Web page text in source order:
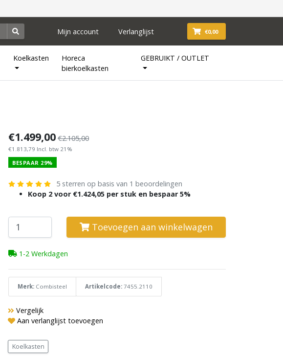
Mijn account Verlanglijst €0,00
Koelkasten
Horeca
bierkoelkasten
GEBRUIKT / OUTLET
€1.499,00 €2.105,00
€1.813,79 Incl. btw 21%
BESPAAR 29%
5 sterren op basis van 1 beoordelingen
Koop 2 voor €1.424,05 per stuk en bespaar 5%
Toevoegen aan winkelwagen
1-2 Werkdagen
Merk: Combisteel Artikelcode: 7455.2110
Vergelijk
Aan verlanglijst toevoegen
Koelkasten